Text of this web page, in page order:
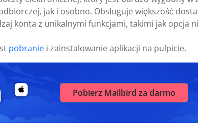
jak i osobno. Obsługuje większość
konta z unikalnymi funkcjami, takimi jak opcja
pobranie i zainstalowanie aplikacji na pulpicie.
Pobierz Mailbird za darmo